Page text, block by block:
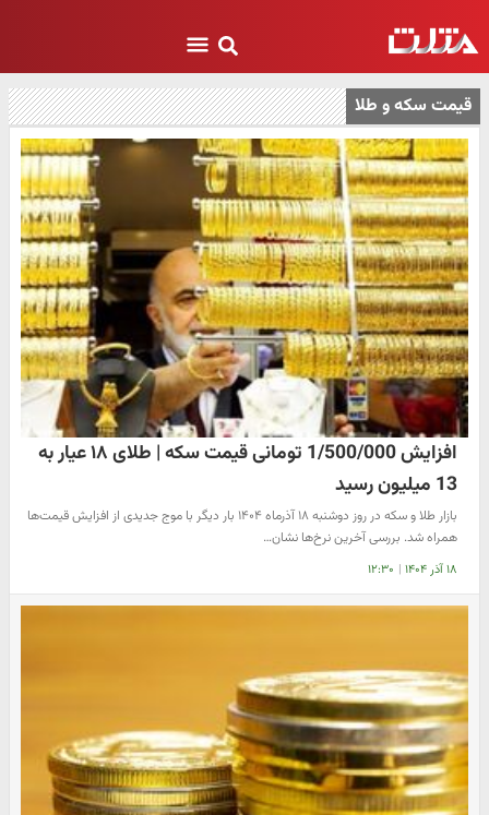
قیمت سکه و طلا
افزایش 1/500/000 تومانی قیمت سکه | طلای ۱۸ عیار به
13 میلیون رسید
بازار طلا و سکه در روز دوشنبه ۱۸ آذرماه ۱۴۰۴ بار دیگر با موج جدیدی از افزایش قیمت‌ها
همراه شد. بررسی آخرین نرخ‌ها نشان…
۱۸ آذر ۱۴۰۴ | ۱۲:۳۰